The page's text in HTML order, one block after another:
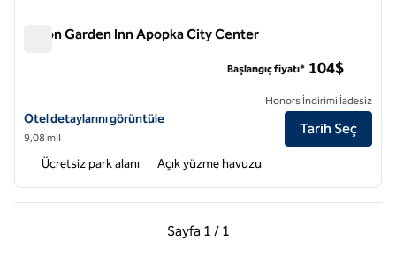
Hilton Garden Inn Apopka City Center
Hilton Garden Inn Apopka City Center için otel detaylarını
Otel detaylarını görüntüle
9,08 mil
Başlangıç fiyatı* 104$
Honors İndirimi İadesiz
Tarih Seç
Ücretsiz park alanı Açık yüzme havuzu
Sayfa 1 / 1
Önceki Sayfa, 1 / 1
Sayfa 1 / 1